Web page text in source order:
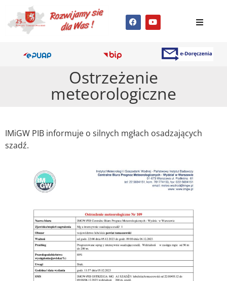
Ostrzeżenie
meteorologiczne
IMiGW PIB informuje o silnych mgłach osadzających
szadź.